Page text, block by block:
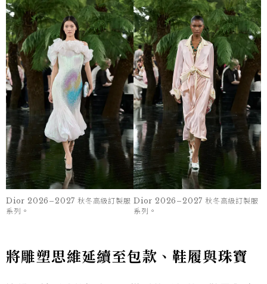
從印度工藝到新墨西哥地景
Jonathan Anderson 的研究並未止於藝術本
身，也延伸至 Lynda Benglis 的生活軌跡。
Lynda與印度艾哈邁達巴德長期保持深厚連結，也
讓Jonathan開始研究十八世紀印度印花棉布
（Chintz）與印染棉布（Indiennes）的工藝傳
統。Dior 特別向專業古董商取得珍貴的古董布料
殘片，運用於 Petit Dîner 與迷你 Lady Dior
包款，使這些跨越數百年的紡織作品，以全新的形
式重新進入當代高級訂製服。另一方面，他也將印
度濕潤繁盛的自然景觀，與 Lynda Benglis 現居
風景並置。花卉、蕨葉、仙人掌與沙漠植物共同構